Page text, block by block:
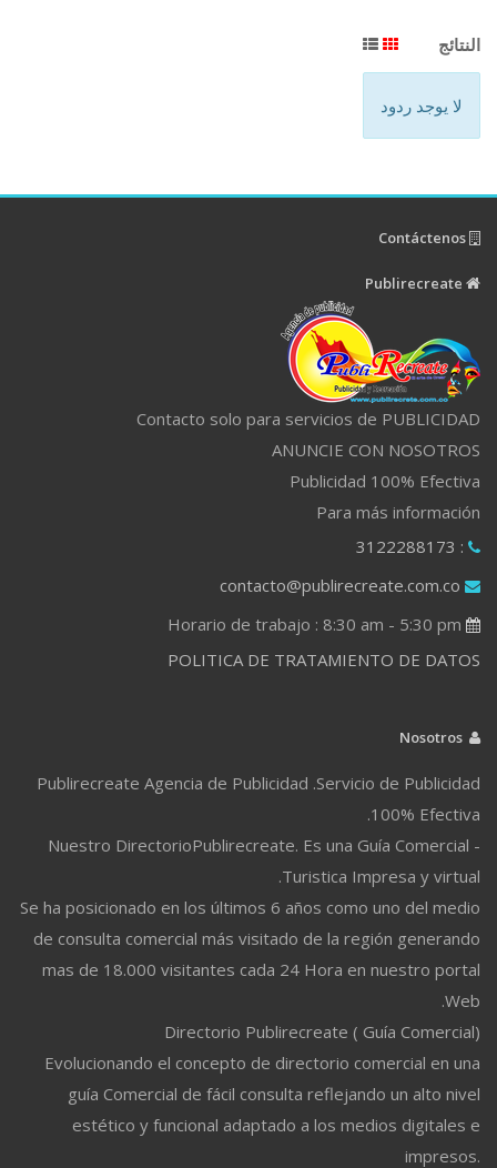
النتائج
لا يوجد ردود
Contacto solo para servicios de PUBLICIDAD
ANUNCIE CON NOSOTROS
Publicidad 100% Efectiva
Para más información
: 3122288173
contacto@publirecreate.com.co
POLITICA DE TRATAMIENTO DE DATOS
Publirecreate Agencia de Publicidad .Servicio de Publicidad
100% Efectiva.
Nuestro DirectorioPublirecreate. Es una Guía Comercial -
Turistica Impresa y virtual.
Se ha posicionado en los últimos 6 años como uno del medio
de consulta comercial más visitado de la región generando
mas de 18.000 visitantes cada 24 Hora en nuestro portal
Web.
Directorio Publirecreate ( Guía Comercial)
Evolucionando el concepto de directorio comercial en una
guía Comercial de fácil consulta reflejando un alto nivel
estético y funcional adaptado a los medios digitales e
impresos.